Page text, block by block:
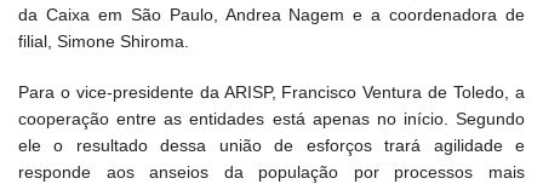
da Caixa em São Paulo, Andrea Nagem e a coordenadora de
filial, Simone Shiroma.
Para o vice-presidente da ARISP, Francisco Ventura de Toledo, a
cooperação entre as entidades está apenas no início. Segundo
ele o resultado dessa união de esforços trará agilidade e
responde aos anseios da população por processos mais